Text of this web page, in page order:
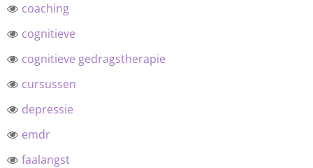
coaching
cognitieve
cognitieve gedragstherapie
cursussen
depressie
emdr
faalangst